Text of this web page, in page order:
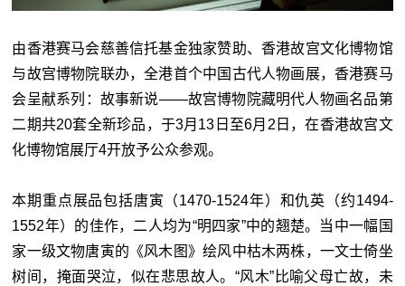
由香港赛马会慈善信托基金独家赞助、香港故宫文化博物馆
与故宫博物院联办，全港首个中国古代人物画展，香港赛马
会呈献系列：故事新说——故宫博物院藏明代人物画名品第
二期共20套全新珍品，于3月13日至6月2日，在香港故宫文
化博物馆展厅4开放予公众参观。
本期重点展品包括唐寅（1470-1524年）和仇英（约1494-
1552年）的佳作，二人均为“明四家”中的翘楚。当中一幅国
家一级文物唐寅的《风木图》绘风中枯木两株，一文士倚坐
树间，掩面哭泣，似在悲思故人。“风木”比喻父母亡故，未